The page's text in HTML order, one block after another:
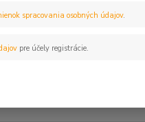
Upresniť parametre
spracovania osobných údajov.
pre účely registrácie.